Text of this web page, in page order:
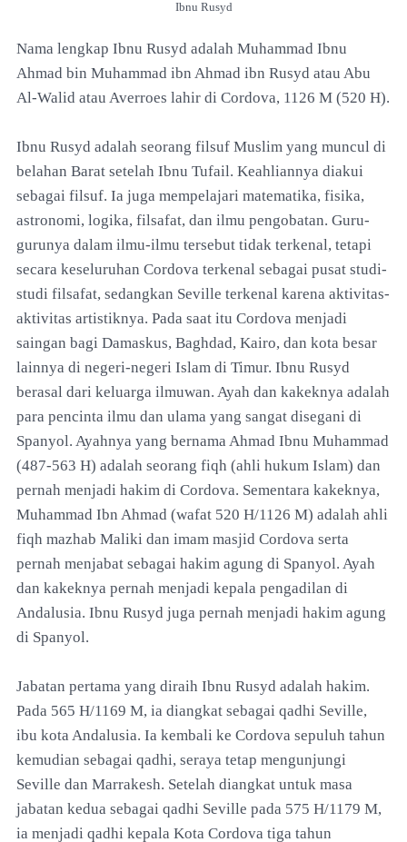
Ibnu Rusyd
Nama lengkap Ibnu Rusyd adalah Muhammad Ibnu
Ahmad bin Muhammad ibn Ahmad ibn Rusyd atau Abu
Al-Walid atau Averroes lahir di Cordova, 1126 M (520 H).
Ibnu Rusyd adalah seorang filsuf Muslim yang muncul di
belahan Barat setelah Ibnu Tufail. Keahliannya diakui
sebagai filsuf. Ia juga mempelajari matematika, fisika,
astronomi, logika, filsafat, dan ilmu pengobatan. Guru-
gurunya dalam ilmu-ilmu tersebut tidak terkenal, tetapi
secara keseluruhan Cordova terkenal sebagai pusat studi-
studi filsafat, sedangkan Seville terkenal karena aktivitas-
aktivitas artistiknya. Pada saat itu Cordova menjadi
saingan bagi Damaskus, Baghdad, Kairo, dan kota besar
lainnya di negeri-negeri Islam di Timur. Ibnu Rusyd
berasal dari keluarga ilmuwan. Ayah dan kakeknya adalah
para pencinta ilmu dan ulama yang sangat disegani di
Spanyol. Ayahnya yang bernama Ahmad Ibnu Muhammad
(487-563 H) adalah seorang fiqh (ahli hukum Islam) dan
pernah menjadi hakim di Cordova. Sementara kakeknya,
Muhammad Ibn Ahmad (wafat 520 H/1126 M) adalah ahli
fiqh mazhab Maliki dan imam masjid Cordova serta
pernah menjabat sebagai hakim agung di Spanyol. Ayah
dan kakeknya pernah menjadi kepala pengadilan di
Andalusia. Ibnu Rusyd juga pernah menjadi hakim agung
di Spanyol.
Jabatan pertama yang diraih Ibnu Rusyd adalah hakim.
Pada 565 H/1169 M, ia diangkat sebagai qadhi Seville,
ibu kota Andalusia. Ia kembali ke Cordova sepuluh tahun
kemudian sebagai qadhi, seraya tetap mengunjungi
Seville dan Marrakesh. Setelah diangkat untuk masa
jabatan kedua sebagai qadhi Seville pada 575 H/1179 M,
ia menjadi qadhi kepala Kota Cordova tiga tahun